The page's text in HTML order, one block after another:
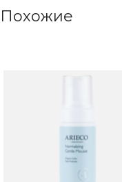
Похожие